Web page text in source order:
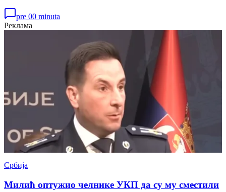
pre 00 minuta
Реклама
Србија
Милић оптужио челнике УКП да су му сместили